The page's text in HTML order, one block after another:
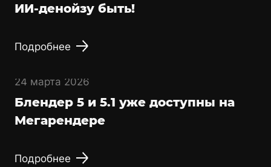
ИИ-денойзу быть!
Подробнее
24 марта 2026
Блендер 5 и 5.1 уже доступны на
Мегарендере
Подробнее